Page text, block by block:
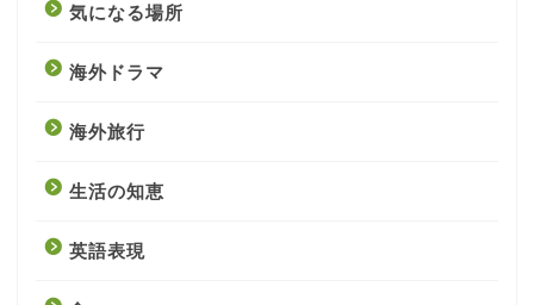
気になる場所
海外ドラマ
海外旅行
生活の知恵
英語表現